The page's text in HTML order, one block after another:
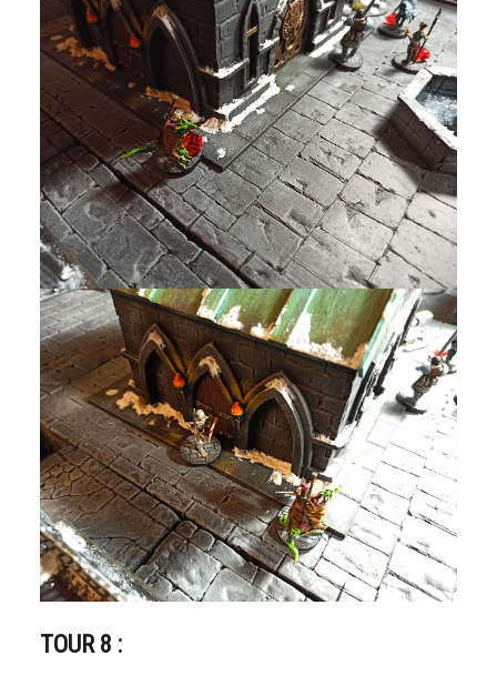
TOUR 8 :